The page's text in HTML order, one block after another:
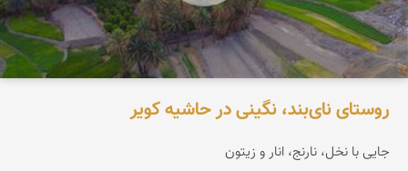
روستای نای‌بند، نگینی در حاشیه کویر
جایی با نخل، نارنج، انار و زیتون